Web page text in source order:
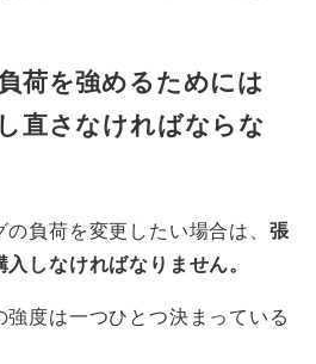
荷を強めるためには
直さなければならな
負荷を変更したい場合は、 張
しなければなりません。
度は一つひとつ決まっている